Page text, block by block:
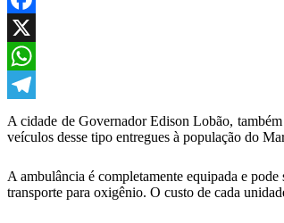
Facebook
X
WhatsApp
Telegram
A cidade de Governador Edison Lobão,
veículos desse tipo entregues à população do
A ambulância é completamente equipada e
transporte para oxigênio. O custo de cada